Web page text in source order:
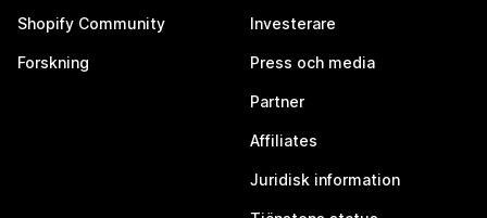
Shopify Community
Forskning
Investerare
Press och media
Partner
Affiliates
Juridisk information